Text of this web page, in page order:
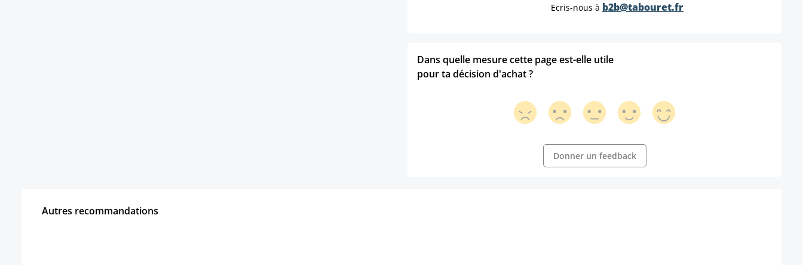
Ecris-nous à b2b@tabouret.fr
Dans quelle mesure cette page est-elle utile
pour ta décision d'achat ?
Donner un feedback
Autres recommandations